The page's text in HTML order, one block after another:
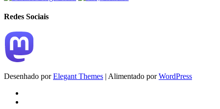
Redes Sociais
Desenhado porElegant Themes | Alimentado porWordPress